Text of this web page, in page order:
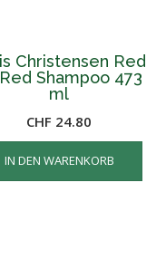
Christensen Red
Shampoo 473
ml
CHF 24.80
IN DEN WARENKORB